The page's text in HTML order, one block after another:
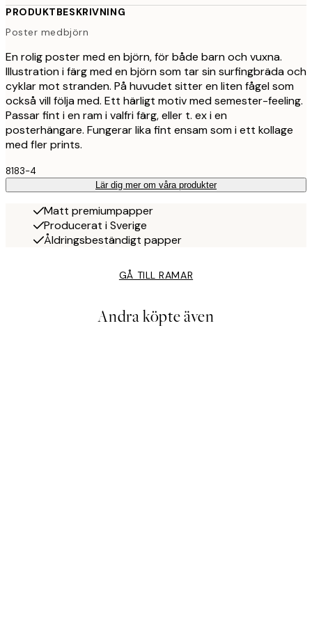
PRODUKTBESKRIVNING
Poster medbjörn
En rolig poster med en björn, för både barn och vuxna.
Illustration i färg med en björn som tar sin surfingbräda och
cyklar mot stranden. På huvudet sitter en liten fågel som
också vill följa med. Ett härligt motiv med semester-feeling.
Passar fint i en ram i valfri färg, eller t. ex i en
posterhängare. Fungerar lika fint ensam som i ett kollage
med fler prints.
8183-4
Lär dig mer om våra produkter
Matt premiumpapper
Producerat i Sverige
Åldringsbeständigt papper
GÅ TILL RAMAR
Andra köpte även